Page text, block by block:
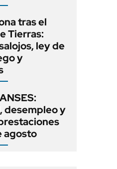
tras el
Tierras:
ley de
y
desempleo y
agosto